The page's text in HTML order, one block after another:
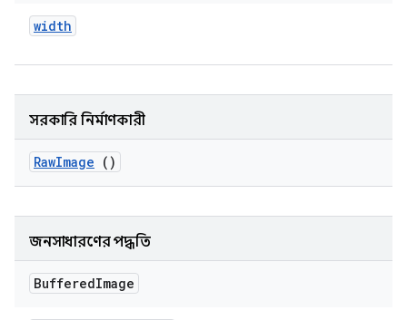
width
সরকারি নির্মাণকারী
RawImage ()
জনসাধারণের পদ্ধতি
BufferedImage